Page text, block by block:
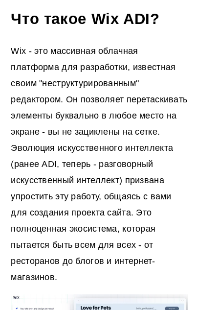
Что такое Wix ADI?
Wix - это массивная облачная
платформа для разработки, известная
своим "неструктурированным"
редактором. Он позволяет перетаскивать
элементы буквально в любое место на
экране - вы не зациклены на сетке.
Эволюция искусственного интеллекта
(ранее ADI, теперь - разговорный
искусственный интеллект) призвана
упростить эту работу, общаясь с вами
для создания проекта сайта. Это
полноценная экосистема, которая
пытается быть всем для всех - от
ресторанов до блогов и интернет-
магазинов.